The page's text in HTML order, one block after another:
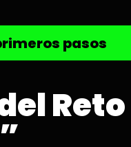
pasos